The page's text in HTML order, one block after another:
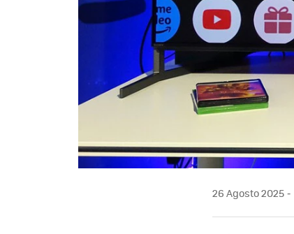
26 Agosto 2025